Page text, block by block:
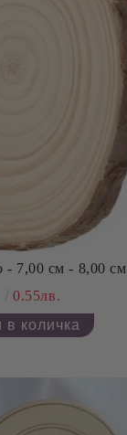
- 7,00 см - 8,00 см
0.55лв.